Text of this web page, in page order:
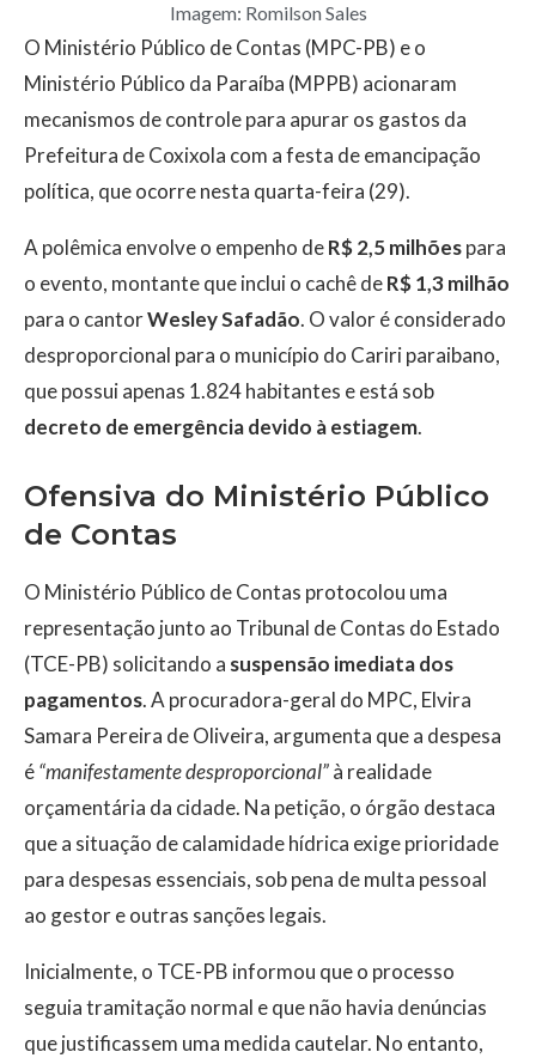
Imagem: Romilson Sales
O Ministério Público de Contas (MPC-PB) e o
Ministério Público da Paraíba (MPPB) acionaram
mecanismos de controle para apurar os gastos da
Prefeitura de Coxixola com a festa de emancipação
política, que ocorre nesta quarta-feira (29).
A polêmica envolve o empenho deR$ 2,5 milhõespara
o evento, montante que inclui o cachê deR$ 1,3 milhão
para o cantorWesley Safadão. O valor é considerado
desproporcional para o município do Cariri paraibano,
que possui apenas 1.824 habitantes e está sob
decreto de emergência devido à estiagem.
Ofensiva do Ministério Público
de Contas
O Ministério Público de Contas protocolou uma
representação junto ao Tribunal de Contas do Estado
(TCE-PB) solicitando a suspensão imediata dos
pagamentos. A procuradora-geral do MPC, Elvira
Samara Pereira de Oliveira, argumenta que a despesa
é“manifestamente desproporcional”à realidade
orçamentária da cidade. Na petição, o órgão destaca
que a situação de calamidade hídrica exige prioridade
para despesas essenciais, sob pena de multa pessoal
ao gestor e outras sanções legais.
Inicialmente, o TCE-PB informou que o processo
seguia tramitação normal e que não havia denúncias
que justificassem uma medida cautelar. No entanto,